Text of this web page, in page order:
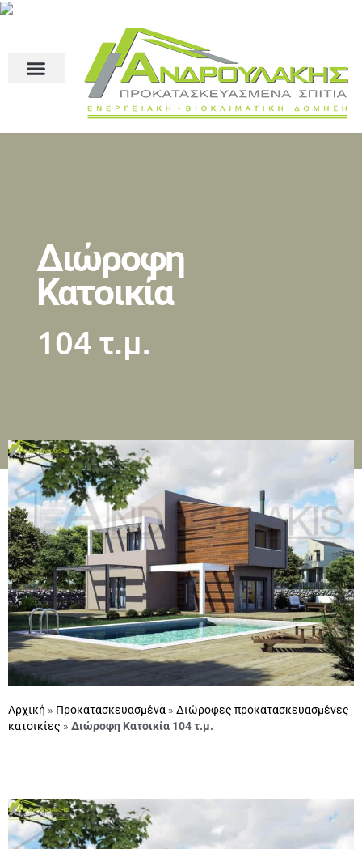
Διώροφη
Κατοικία
104 τ.μ.
Αρχική » Προκατασκευασμένα » Διώροφες προκατασκευασμένες
κατοικίες » Διώροφη Κατοικία 104 τ.μ.